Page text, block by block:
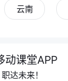
云南
动课堂APP
达未来！